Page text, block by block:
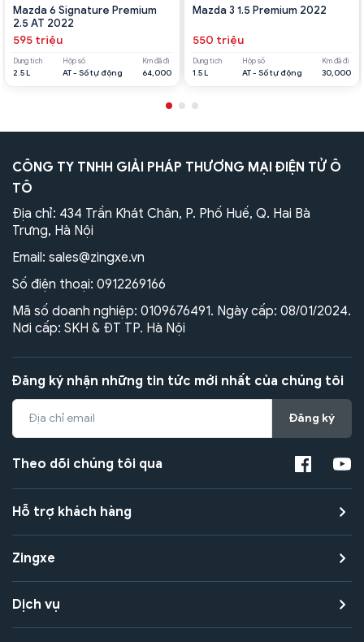
Mazda 6 Signature Premium
2.5 AT 2022
595 triệu
Dung tích
2.5 L
Hộp số
AT - Số tự động
Km đã đi
64,000
Mazda 3 1.5 Premium 2022
550 triệu
Dung tích
1.5 L
Hộp số
AT - Số tự động
Km đã đi
30,000
CÔNG TY TNHH GIẢI PHÁP THƯƠNG MẠI ĐIỆN TỬ Ô
TÔ
Địa chỉ: 434 Trần Khát Chân, P. Phố Huế, Q. Hai Bà
Trưng, Hà Nội
Email: sales@zingxe.vn
Số điện thoại: 0912269166
Mã số doanh nghiệp: 0109676491. Ngày cấp: 08/01/2024.
Nơi cấp: SKH & ĐT TP. Hà Nội
Đăng ký nhận những tin tức mới nhất của chúng tôi
Đăng ký
Theo dõi chúng tôi qua
Hỗ trợ khách hàng
Zingxe
Dịch vụ